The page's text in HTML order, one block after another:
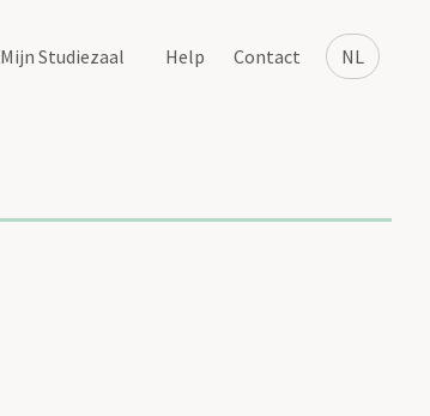
NL
Mijn Studiezaal Help Contact